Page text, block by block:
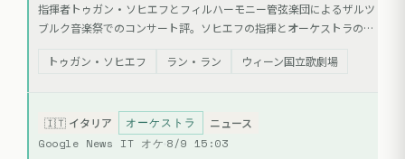
指揮者トゥガン・ソヒエフとフィルハーモニー管弦楽団によるザルツ
ブルク音楽祭でのコンサート評。ソヒエフの指揮とオーケストラの高
フィエフ。ソリストのラン・ランが共演したラヴェルのピアノ協奏曲
トゥガン・ソヒエフ ラン・ラン ウィーン国立歌劇場
🇮🇹 イタリア オーケストラ ニュース
Google News IT オケ 8/9 15:03